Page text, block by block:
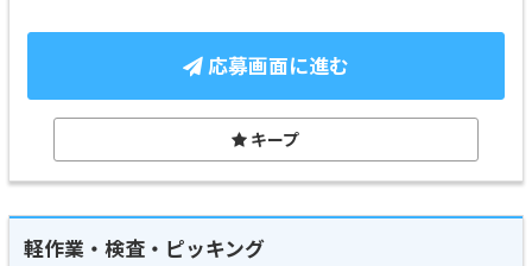
応募画面に進む
キープ
軽作業・検査・ピッキング